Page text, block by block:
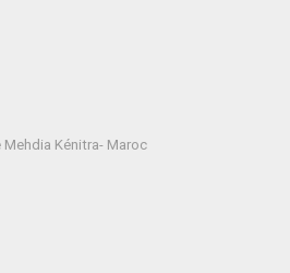
Kénitra- Maroc